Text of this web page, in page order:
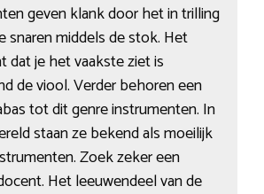
geven klank door het in trilling
snaren middels de stok. Het
dat je het vaakste ziet is
de viool. Verder behoren een
tot dit genre instrumenten. In
staan ze bekend als moeilijk
Zoek zeker een
Het leeuwendeel van de